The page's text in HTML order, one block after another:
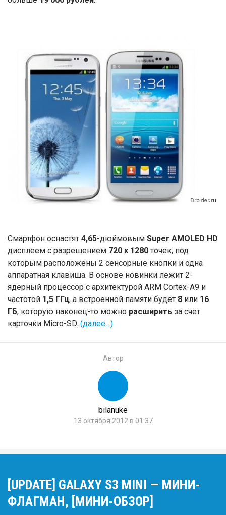
Смартфон оснастят 4,65-дюймовым Super AMOLED HD
дисплеем с разрешением 720 x 1280 точек, под
которым расположены 2 сенсорные кнопки и одна
аппаратная клавиша. В основе новинки лежит 2-
ядерный процессор с архитектурой ARM Cortex-A9 и
частотой 1,5 ГГц, а встроенной памяти будет 8 или 16
ГБ, которую наконец-то можно расширить за счет
карточки Micro-SD. (далее…)
Автор
bilanuke
13 октября 2012 в 01:37
[UPDATE] GALAXY S3 MINI — МИНИ-
ФЛАГМАН, [МИНИ-ОБЗОР]